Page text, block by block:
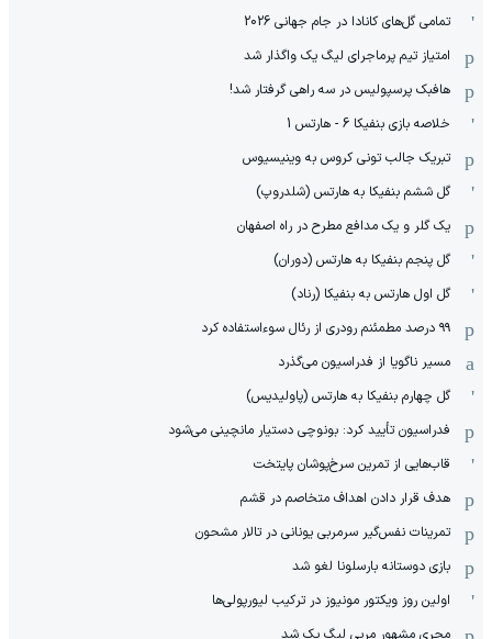
تمامی گل‌های کانادا در جام جهانی 2026
امتیاز تیم پرماجرای لیگ یک واگذار شد
هافبک پرسپولیس در سه راهی گرفتار شد!
خلاصه بازی بنفیکا 6 - هارتس 1
تبریک جالب تونی کروس به وینیسیوس
گل ششم بنفیکا به هارتس (شلدروپ)
یک گلر و یک مدافع مطرح در راه اصفهان
گل پنجم بنفیکا به هارتس (دوران)
گل اول هارتس به بنفیکا (رناد)
۹۹ درصد مطمئنم رودری از رئال سوءاستفاده کرد
مسیر ناگویا از فدراسیون می‌گذرد
گل چهارم بنفیکا به هارتس (پاولیدیس)
فدراسیون تأیید کرد: بونوچی دستیار مانچینی می‌شود
قاب‌هایی از تمرین سرخ‌پوشان پایتخت
هدف قرار دادن اهداف متخاصم در قشم
‏تمرینات نفس‌گیر سرمربی یونانی در تالار مشحون
بازی دوستانه بارسلونا لغو شد
اولین روز ویکتور مونیوز در ترکیب لیورپولی‌ها
مجری مشهور مربی لیگ یک شد